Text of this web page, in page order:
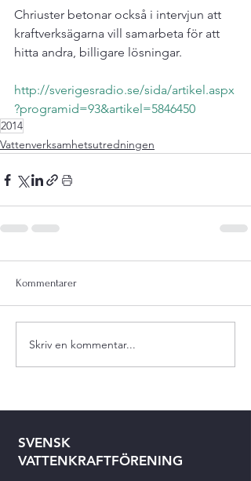
Chriuster betonar också i intervjun att
kraftverksägarna vill samarbeta för att
hitta andra, billigare lösningar.
http://sverigesradio.se/sida/artikel.aspx
?programid=93&artikel=5846450
2014
Vattenverksamhetsutredningen
Kommentarer
Skriv en kommentar...
SVENSK
VATTENKRAFTFÖRENING